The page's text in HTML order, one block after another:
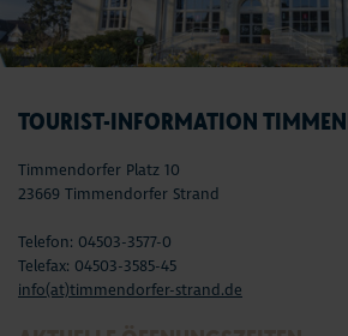
TOURIST-INFORMATION
Timmendorfer Platz 10
23669 Timmendorfer Strand
Telefon: 04503-3577-0
Telefax: 04503-3585-45
info(at)timmendorfer-strand.de